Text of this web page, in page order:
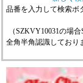
品番を入力して検索ボ
（SZKVY10031の場
全角半角認識しており